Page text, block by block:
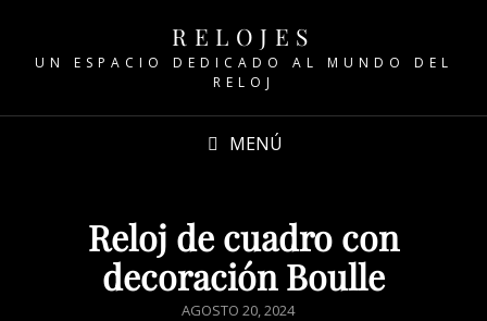
RELOJES
UN ESPACIO DEDICADO AL MUNDO DEL
RELOJ
MENÚ
Reloj de cuadro con
decoración Boulle
AGOSTO 20, 2024